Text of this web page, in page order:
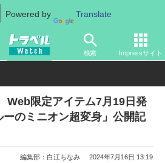
Powered by Translate
検索 Impressサイト
テム 旅行グッズ キャラクター
Web限定アイテム7月19日発
のミニオン超変身」公開記
編集部：白江ちなみ 2024年7月16日 13:19